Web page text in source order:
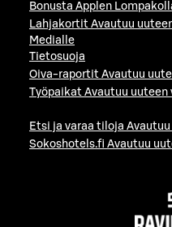
Bonusta Applen
Lahjakortit Avautuu
Medialle
Tietosuoja
Oiva-raportit Avautuu
Työpaikat Avautuu uuteen
Etsi ja varaa tiloja
Sokoshotels.fi Avautuu